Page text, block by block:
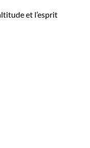
et l’esprit